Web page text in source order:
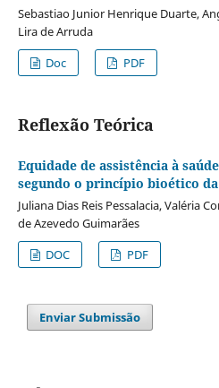
Sebastiao Junior Henrique Duarte,
Lira de Arruda
Doc
PDF
Reflexão Teórica
Equidade de assistência à
segundo o princípio bioético
Juliana Dias Reis Pessalacia, Valéria
de Azevedo Guimarães
DOC
PDF
Enviar Submissão